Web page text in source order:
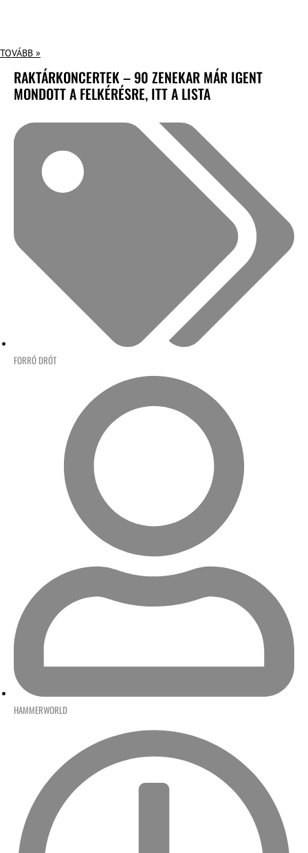
TOVÁBB »
RAKTÁRKONCERTEK – 90 ZENEKAR MÁR IGENT
MONDOTT A FELKÉRÉSRE, ITT A LISTA
FORRÓ DRÓT
HAMMERWORLD